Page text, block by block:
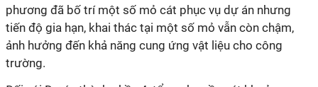
phương đã bố trí một số mỏ cát phục vụ dự án nhưng
tiến độ gia hạn, khai thác tại một số mỏ vẫn còn chậm,
ảnh hưởng đến khả năng cung ứng vật liệu cho công
trường.